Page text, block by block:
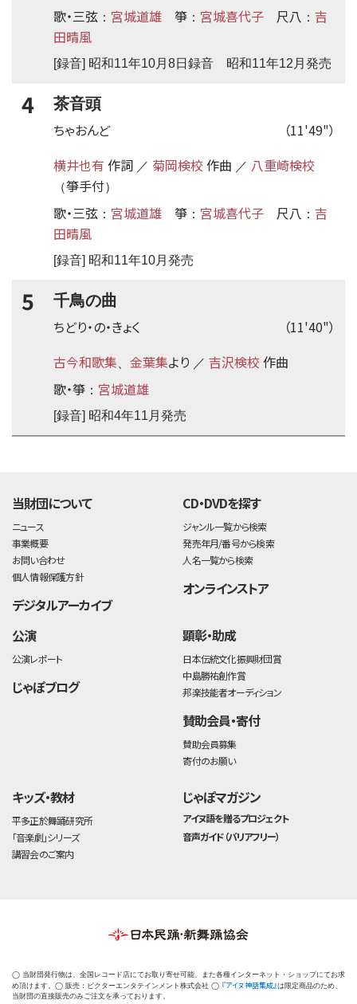
歌・三弦 ： 宮城道雄 箏 ： 宮城喜代子 尺八 ： 吉
田晴風
[録音] 昭和11年10月8日録音 昭和11年12月発売
4 茶音頭
（11'49"）
ちゃおんど
横井也有 作詞 ／ 菊岡検校 作曲 ／ 八重崎検校
（箏手付）
歌・三弦 ： 宮城道雄 箏 ： 宮城喜代子 尺八 ： 吉
田晴風
[録音] 昭和11年10月発売
5 千鳥の曲
（11'40"）
ちどり・の・きょく
古今和歌集
金葉集より ／ 吉沢検校 作曲
歌・箏 ： 宮城道雄
[録音] 昭和4年11月発売
当財団について
ニュース
事業概要
お問い合わせ
個人情報保護方針
デジタルアーカイブ
CD・DVDを探す
ジャンル一覧から検索
発売年月/番号から検索
人名一覧から検索
オンラインストア
公演
公演レポート
じゃぽブログ
顕彰・助成
日本伝統文化振興財団賞
中島勝祐創作賞
邦楽技能者オーディション
賛助会員・寄付
賛助会員募集
寄付のお願い
キッズ・教材
平多正於舞踊研究所
「音楽劇」シリーズ
講習会のご案内
じゃぽマガジン
アイヌ語を贈るプロジェクト
音声ガイド（バリアフリー）
◯ 当財団発行物は、全国レコード店にてお取り寄せ可能、また各種インターネット・ショップにてお求
め頂けます。◯ 販売：ビクターエンタテインメント株式会社 ◯ 『アイヌ神話集成』は限定商品のため、
当財団の直接販売のみご注文を承っております。